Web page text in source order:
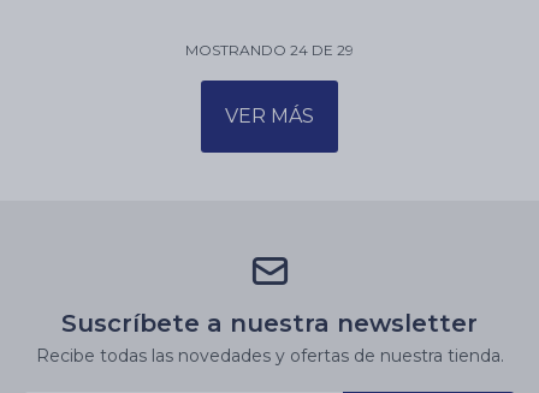
MOSTRANDO 24 DE 29
VER MÁS
Suscríbete a nuestra newsletter
Recibe todas las novedades y ofertas de nuestra tienda.